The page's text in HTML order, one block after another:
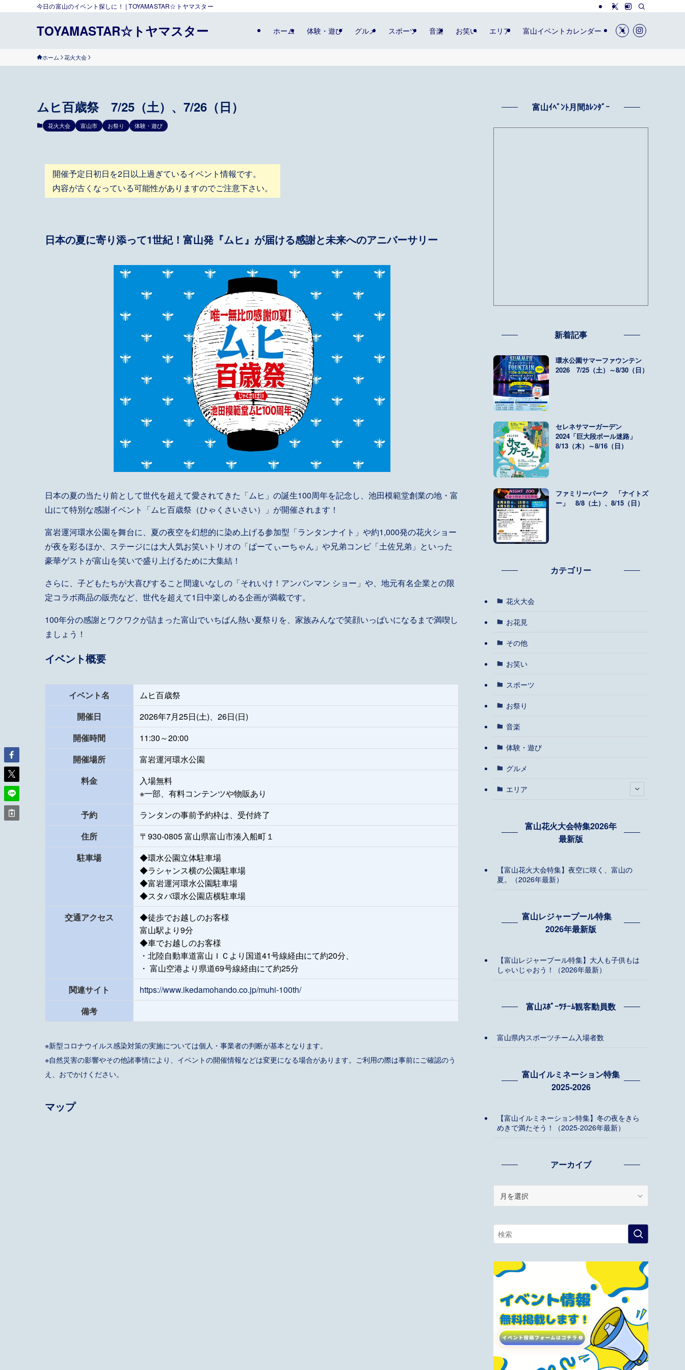
今日の富山のイベント探しに！ | TOYAMASTAR☆トヤマスター
TOYAMASTAR☆トヤマスター ホーム 体験・遊び グルメ スポーツ 音楽 お笑い エリア 富山イベントカレンダー
ホーム 花火大会
ムヒ百歳祭 7/25（土）、7/26（日）
花火大会 富山市 お祭り 体験・遊び
開催予定日初日を2日以上過ぎているイベント情報です。
内容が古くなっている可能性がありますのでご注意下さい。
日本の夏に寄り添って1世紀！富山発『ムヒ』が届ける感謝と未来へのアニバーサリー
日本の夏の当たり前として世代を超えて愛されてきた「ムヒ」の誕生100周年を記念し、池田模範堂創業の地・富
山にて特別な感謝イベント「ムヒ百歳祭（ひゃくさいさい）」が開催されます！
富岩運河環水公園を舞台に、夏の夜空を幻想的に染め上げる参加型「ランタンナイト」や約1,000発の花火ショー
が夜を彩るほか、ステージには大人気お笑いトリオの「ぱーてぃーちゃん」や兄弟コンビ「土佐兄弟」といった
豪華ゲストが富山を笑いで盛り上げるために大集結！
さらに、子どもたちが大喜びすること間違いなしの「それいけ！アンパンマン ショー」や、地元有名企業との限
定コラボ商品の販売など、世代を超えて1日中楽しめる企画が満載です。
100年分の感謝とワクワクが詰まった富山でいちばん熱い夏祭りを、家族みんなで笑顔いっぱいになるまで満喫し
ましょう！
イベント概要
イベント名
ムヒ百歳祭
開催日
2026年7月25日(土)、26日(日)
開催時間
11:30～20:00
開催場所
富岩運河環水公園
料金
入場無料
※一部、有料コンテンツや物販あり
予約
ランタンの事前予約枠は、受付終了
住所
〒930-0805 富山県富山市湊入船町１
駐車場
◆環水公園立体駐車場
◆ラシャンス横の公園駐車場
◆富岩運河環水公園駐車場
◆スタバ環水公園店横駐車場
交通アクセス
◆徒歩でお越しのお客様
富山駅より9分
◆車でお越しのお客様
・北陸自動車道富山ＩＣより国道41号線経由にて約20分、
・ 富山空港より県道69号線経由にて約25分
関連サイト
https://www.ikedamohando.co.jp/muhi-100th/
備考
※新型コロナウイルス感染対策の実施については個人・事業者の判断が基本となります。
※自然災害の影響やその他諸事情により、イベントの開催情報などは変更になる場合があります。ご利用の際は事前にご確認のう
え、おでかけください。
マップ
富山ｲﾍﾞﾝﾄ月間ｶﾚﾝﾀﾞｰ
新着記事
環水公園サマーファウンテン
2026 7/25（土）～8/30（日）
セレネサマーガーデン
2024「巨大段ボール迷路」
8/13（木）～8/16（日）
ファミリーパーク 「ナイトズ
ー」 8/8（土）、8/15（日）
カテゴリー
花火大会
お花見
その他
お笑い
スポーツ
お祭り
音楽
体験・遊び
グルメ
エリア
富山花火大会特集2026年
最新版
【富山花火大会特集】夜空に咲く、富山の
夏。（2026年最新）
富山レジャープール特集
2026年最新版
【富山レジャープール特集】大人も子供もは
しゃいじゃおう！（2026年最新）
富山ｽﾎﾟｰﾂﾁｰﾑ観客動員数
富山県内スポーツチーム入場者数
富山イルミネーション特集
2025-2026
【富山イルミネーション特集】冬の夜をきら
めきで満たそう！（2025-2026年最新）
アーカイブ
イ
ブ